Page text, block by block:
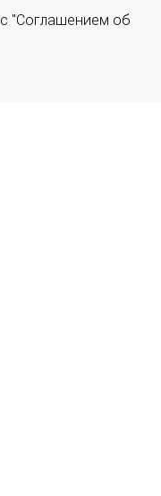
с "Соглашением об